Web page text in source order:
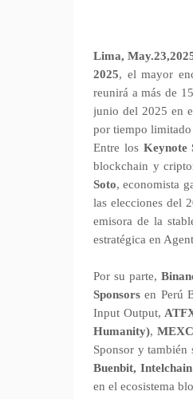
Lima,
2025, el mayor
reunirá a más de
junio del 2025 en
por tiempo limitado
Entre los Keynote
blockchain y
Soto, economista
las elecciones del
emisora de la
estratégica en
Por su parte,
Sponsors en Perú
Input Output,
Humanity),MEXC
Sponsor y también
Buenbit, Intelchain
en el ecosistema